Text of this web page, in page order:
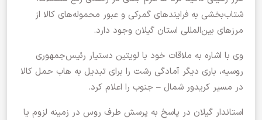
شتاب‌بخشی به فرایندهای گمرکی و عبور محموله‌های کالا از
مرزهای بین‌المللی استان گیلان وجود دارد.
وی با اشاره به ملاقات خود با لویتین دستیار رئیس‌جمهوری
روسیه، باری دیگر آمادگی رشت را برای تبدیل به هاب حمل کالا
در مسیر کریدور شمال – جنوب را اعلام کرد.
استاندار گیلان در پاسخ به پرسش طرف روس در زمینه لزوم یا